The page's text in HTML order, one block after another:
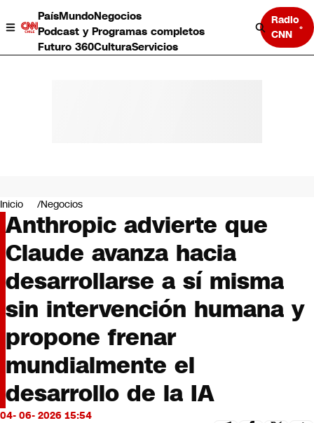
PaísMundoNegocios
Podcast y Programas completos
Futuro 360CulturaServicios
Radio
CNN
Negocios
Deportes
Programas completos
Cultura
Servicios
Bits
CNN tiempo
Opinión
Inicio Negocios
Anthropic advierte que
Claude avanza hacia
desarrollarse a sí misma
sin intervención humana y
propone frenar
mundialmente el
desarrollo de la IA
04- 06- 2026 15:54